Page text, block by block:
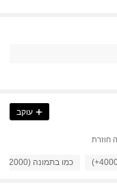
עוקב
כמו בתמונה (2000+)